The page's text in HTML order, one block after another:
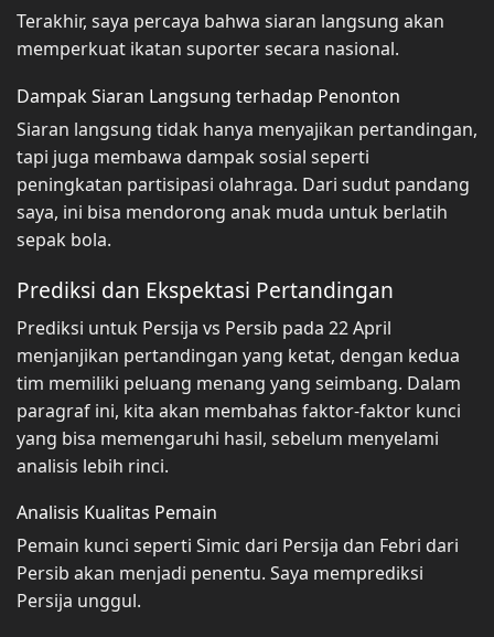
Terakhir, saya percaya bahwa siaran langsung akan
memperkuat ikatan suporter secara nasional.
Dampak Siaran Langsung terhadap Penonton
Siaran langsung tidak hanya menyajikan pertandingan,
tapi juga membawa dampak sosial seperti
peningkatan partisipasi olahraga. Dari sudut pandang
saya, ini bisa mendorong anak muda untuk berlatih
sepak bola.
Prediksi dan Ekspektasi Pertandingan
Prediksi untuk Persija vs Persib pada 22 April
menjanjikan pertandingan yang ketat, dengan kedua
tim memiliki peluang menang yang seimbang. Dalam
paragraf ini, kita akan membahas faktor-faktor kunci
yang bisa memengaruhi hasil, sebelum menyelami
analisis lebih rinci.
Analisis Kualitas Pemain
Pemain kunci seperti Simic dari Persija dan Febri dari
Persib akan menjadi penentu. Saya memprediksi
Persija unggul.